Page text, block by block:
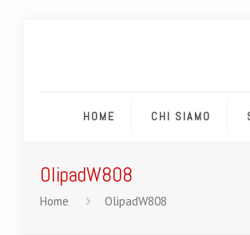
HOME CHI SIAMO
OlipadW808
Home OlipadW808